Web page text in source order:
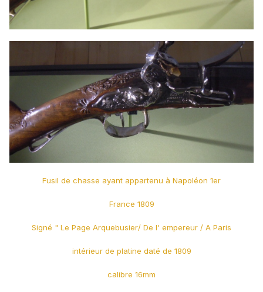
Fusil de chasse ayant appartenu à Napoléon 1er
France 1809
Signé " Le Page Arquebusier/ De l' empereur / A Paris
intérieur de platine daté de 1809
calibre 16mm